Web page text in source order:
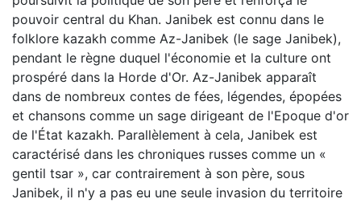
pouvoir central du Khan. Janibek est connu dans le
folklore kazakh comme Az-Janibek (le sage Janibek),
pendant le règne duquel l'économie et la culture ont
prospéré dans la Horde d'Or. Az-Janibek apparaît
dans de nombreux contes de fées, légendes, épopées
et chansons comme un sage dirigeant de l'Epoque d'or
de l'État kazakh. Parallèlement à cela, Janibek est
caractérisé dans les chroniques russes comme un «
gentil tsar », car contrairement à son père, sous
Janibek, il n'y a pas eu une seule invasion du territoire